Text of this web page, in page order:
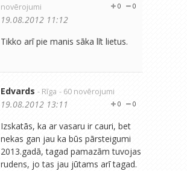
novērojumi
0
0
19.08.2012 11:12
Tikko arī pie manis sāka līt lietus.
Edvards - Rīga - 60 novērojumi
0
0
19.08.2012 13:11
Izskatās, ka ar vasaru ir cauri, bet
nekas gan jau ka būs pārsteigumi
2013.gadā, tagad pamazām tuvojas
rudens, jo tas jau jūtams arī tagad.